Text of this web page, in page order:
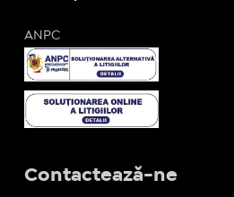
ANPC
Contactează-ne